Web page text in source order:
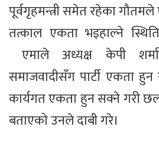
पूर्वगृहमन्त्री समेत रहेका
तत्काल एकता भइहाल्ने
एमाले अध्यक्ष केपी
समाजवादीसँग पार्टी एकता
कार्यगत एकता हुन सक्ने गरी
बताएको उनले दाबी गरे।